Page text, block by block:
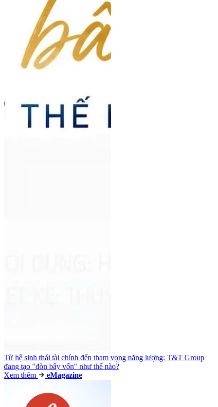
Từ hệ sinh thái tài chính đến tham vọng năng lượng: T&T Group
đang tạo "đòn bẩy vốn" như thế nào?
Xem thêm
eMagazine